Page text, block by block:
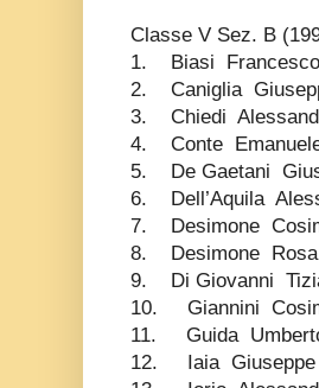
Classe V Sez. B
1. Biasi Francesco
2. Caniglia
3. Chiedi
4. Conte
5. De Gaetani
6. Dell’Aquila
7. Desimone
8. Desimone Rosa
9. Di Giovanni
10. Giannini
11. Guida
12. Iaia Giuseppe